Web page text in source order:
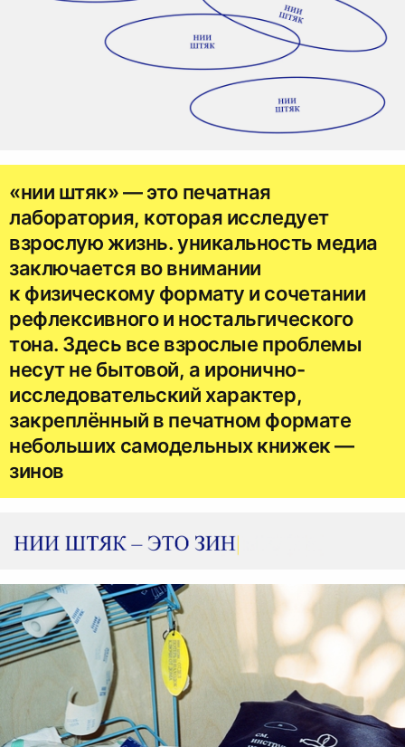
«нии штяк» — это печатная
лаборатория, которая исследует
взрослую жизнь. уникальность медиа
заключается во внимании
к физическому формату и сочетании
рефлексивного и ностальгического
тона. Здесь все взрослые проблемы
несут не бытовой, а иронично-
исследовательский характер,
закреплённый в печатном формате
небольших самодельных книжек —
зинов